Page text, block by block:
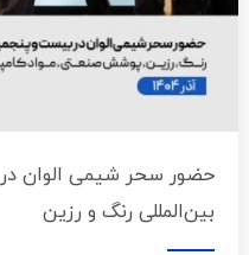
حضور سحر شیمی الوان
بین‌المللی رنگ و رزین